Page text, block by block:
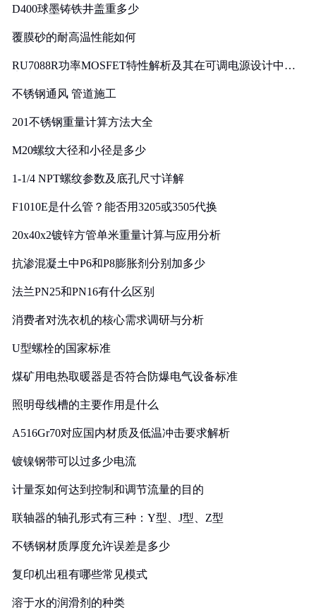
D400球墨铸铁井盖重多少
覆膜砂的耐高温性能如何
RU7088R功率MOSFET特性解析及其在可调电源设计中的
不锈钢通风 管道施工
201不锈钢重量计算方法大全
M20螺纹大径和小径是多少
1-1/4 NPT螺纹参数及底孔尺寸详解
F1010E是什么管？能否用3205或3505代换
20x40x2镀锌方管单米重量计算与应用分析
抗渗混凝土中P6和P8膨胀剂分别加多少
法兰PN25和PN16有什么区别
消费者对洗衣机的核心需求调研与分析
U型螺栓的国家标准
煤矿用电热取暖器是否符合防爆电气设备标准
照明母线槽的主要作用是什么
A516Gr70对应国内材质及低温冲击要求解析
镀镍钢带可以过多少电流
计量泵如何达到控制和调节流量的目的
联轴器的轴孔形式有三种：Y型、J型、Z型
不锈钢材质厚度允许误差是多少
复印机出租有哪些常见模式
溶于水的润滑剂的种类